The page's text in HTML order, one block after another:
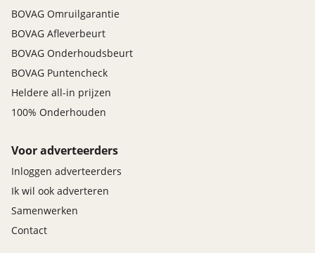
BOVAG Omruilgarantie
BOVAG Afleverbeurt
BOVAG Onderhoudsbeurt
BOVAG Puntencheck
Heldere all-in prijzen
100% Onderhouden
Voor adverteerders
Inloggen adverteerders
Ik wil ook adverteren
Samenwerken
Contact